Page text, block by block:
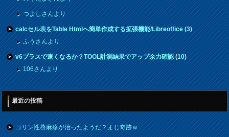
つよしさんより
calcセル表をTable Htmlへ簡単作成する拡張機能/Libreoffice(3)
ふうさんより
v6プラスで速くなるか？TOOL計測結果でアップ余力確認(10)
106さんより
最近の投稿
コリン性蕁麻疹が治ったようだ？まじ奇跡ｗ